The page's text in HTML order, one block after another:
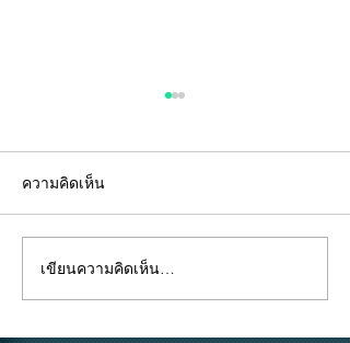
"คีย์การ์ด" ไม่ใช่แค่แผ่น
พลาสติก... แต่คือ "ด่าน
ความคิดเห็น
เขียนความคิดเห็น…